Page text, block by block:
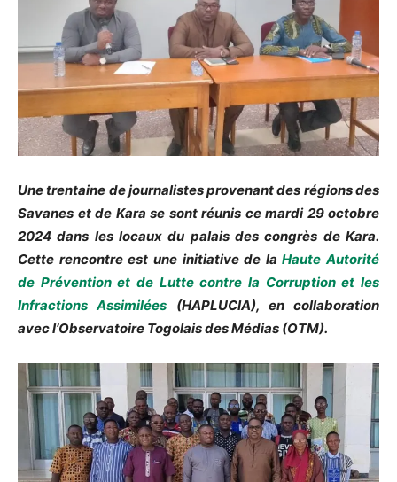
Une trentaine de journalistes provenant des régions des
Savanes et de Kara se sont réunis ce mardi 29 octobre
2024 dans les locaux du palais des congrès de Kara.
Cette rencontre est une initiative de laHaute Autorité
de Prévention et de Lutte contre la Corruption et les
Infractions Assimilées (HAPLUCIA), en collaboration
avec l’Observatoire Togolais des Médias (OTM).